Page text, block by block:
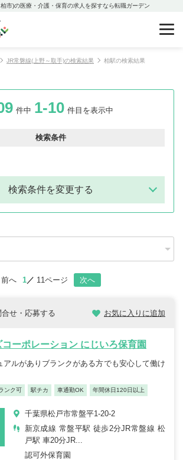
市)の医療・介護・保育の求人を探すなら転職ガーデン
JR常磐線(上野～取手)の検索結果 柏駅の検索結果
件中 1-10 件目を表示中
検索条件
検索条件を変更する
前へ 1 11ページ 次へ
せ・応募する お気に入りに追加
ーポレーション にじいろ保育園
アルがありブランクがある方でも安心して働け
ンク可 駅チカ 車通勤OK 年間休日120日以上
千葉県松戸市常盤平1‐20‐2
新京成線 常盤平駅 徒歩2分JR常盤線 松
戸駅 車20分JR...
認可外保育園